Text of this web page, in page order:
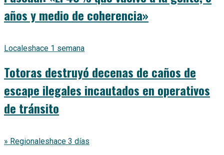
años y medio de coherencia»
Localeshace 1 semana
Totoras destruyó decenas de caños de
escape ilegales incautados en operativos
de tránsito
» Regionaleshace 3 días